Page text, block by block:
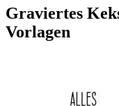
Graviertes
Vorlagen